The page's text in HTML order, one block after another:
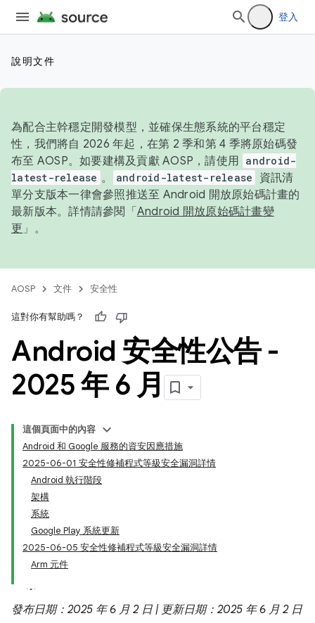
登入
說明文件
為配合主幹穩定開發模型，並確保生態系統的平台穩定
性，我們將自 2026 年起，在第 2 季和第 4 季將原始碼發
布至 AOSP。如要建構及貢獻 AOSP，請使用 android-
latest-release 。 android-latest-release
資訊清
單分支版本一律會參照推送至 Android 開放原始碼計畫的
最新版本。詳情請參閱「 Android 開放原始碼計畫變
更 」。
AOSP 文件 安全性
這對你有幫助嗎？
Android 安全性公告 -
2025 年 6 月
這個頁面中的內容
Android 和 Google 服務的資安因應措施
2025-06-01 安全性修補程式等級安全漏洞詳情
Android 執行階段
架構
系統
Google Play 系統更新
2025-06-05 安全性修補程式等級安全漏洞詳情
Arm 元件
發布日期：2025 年 6 月 2 日 | 更新日期：2025 年 6 月 2 日